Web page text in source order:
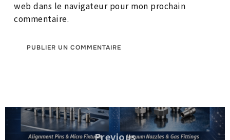
web dans le navigateur pour mon prochain
commentaire.
Navigation
Previous
Previous